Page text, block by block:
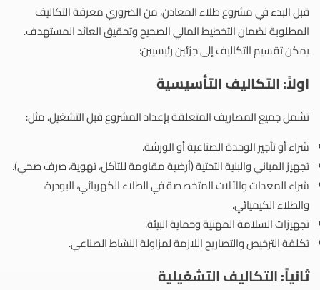
قبل البدء في مشروع طلاء المعادن، من الضروري معرفة التكاليف
المطلوبة لضمان التخطيط المالي الصحيح وتحقيق العائد المستهدف.
يمكن تقسيم التكاليف إلى جزئين رئيسيين:
اولاً: التكاليف التأسيسية
تشمل جميع المصاريف المتعلقة بإعداد المشروع قبل التشغيل، مثل:
شراء أو تأجير الوحدة الصناعية أو الورشة.
تجهيز المباني والبنية التحتية (أرضية مقاومة للتآكل، تهوية، صرف صحي).
شراء المعدات والآلات المتخصصة في الطلاء الكهربائي، البودرة،
والطلاء الكيميائي.
تجهيزات السلامة المهنية وحماية البيئة.
تكلفة الترخيص والتصاريح اللازمة لمزاولة النشاط الصناعي.
ثانياً: التكاليف التشغيلية